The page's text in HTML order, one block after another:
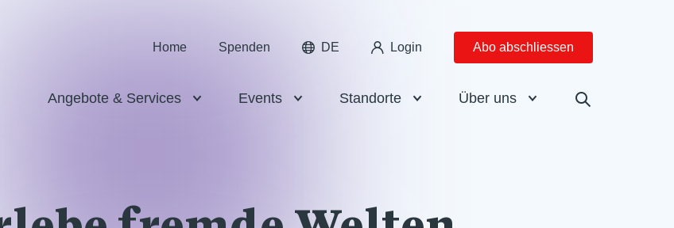
Home Spenden DE Login Abo abschliessen
Angebote & Services Events Standorte Über uns